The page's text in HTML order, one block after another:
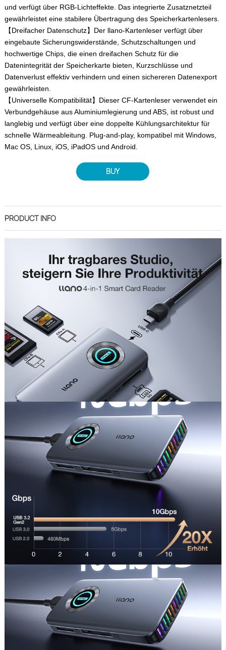
und verfügt über RGB-Lichteffekte. Das integrierte Zusatznetzteil
gewährleistet eine stabilere Übertragung des Speicherkartenlesers.
【Dreifacher Datenschutz】Der llano-Kartenleser verfügt über
eingebaute Sicherungswiderstände, Schutzschaltungen und
hochwertige Chips, die einen dreifachen Schutz für die
Datenintegrität der Speicherkarte bieten, Kurzschlüsse und
Datenverlust effektiv verhindern und einen sichereren Datenexport
gewährleisten.
【Universelle Kompatibilität】Dieser CF-Kartenleser verwendet ein
Verbundgehäuse aus Aluminiumlegierung und ABS, ist robust und
langlebig und verfügt über eine doppelte Kühlungsarchitektur für
schnelle Wärmeableitung. Plug-and-play, kompatibel mit Windows,
Mac OS, Linux, iOS, iPadOS und Android.
BUY
PRODUCT INFO